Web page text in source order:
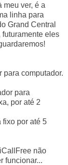
meu ver, é a
linha para
Grand Central
eles
para computador.
para
por até 2
fixo por até 5
não
funcionar...